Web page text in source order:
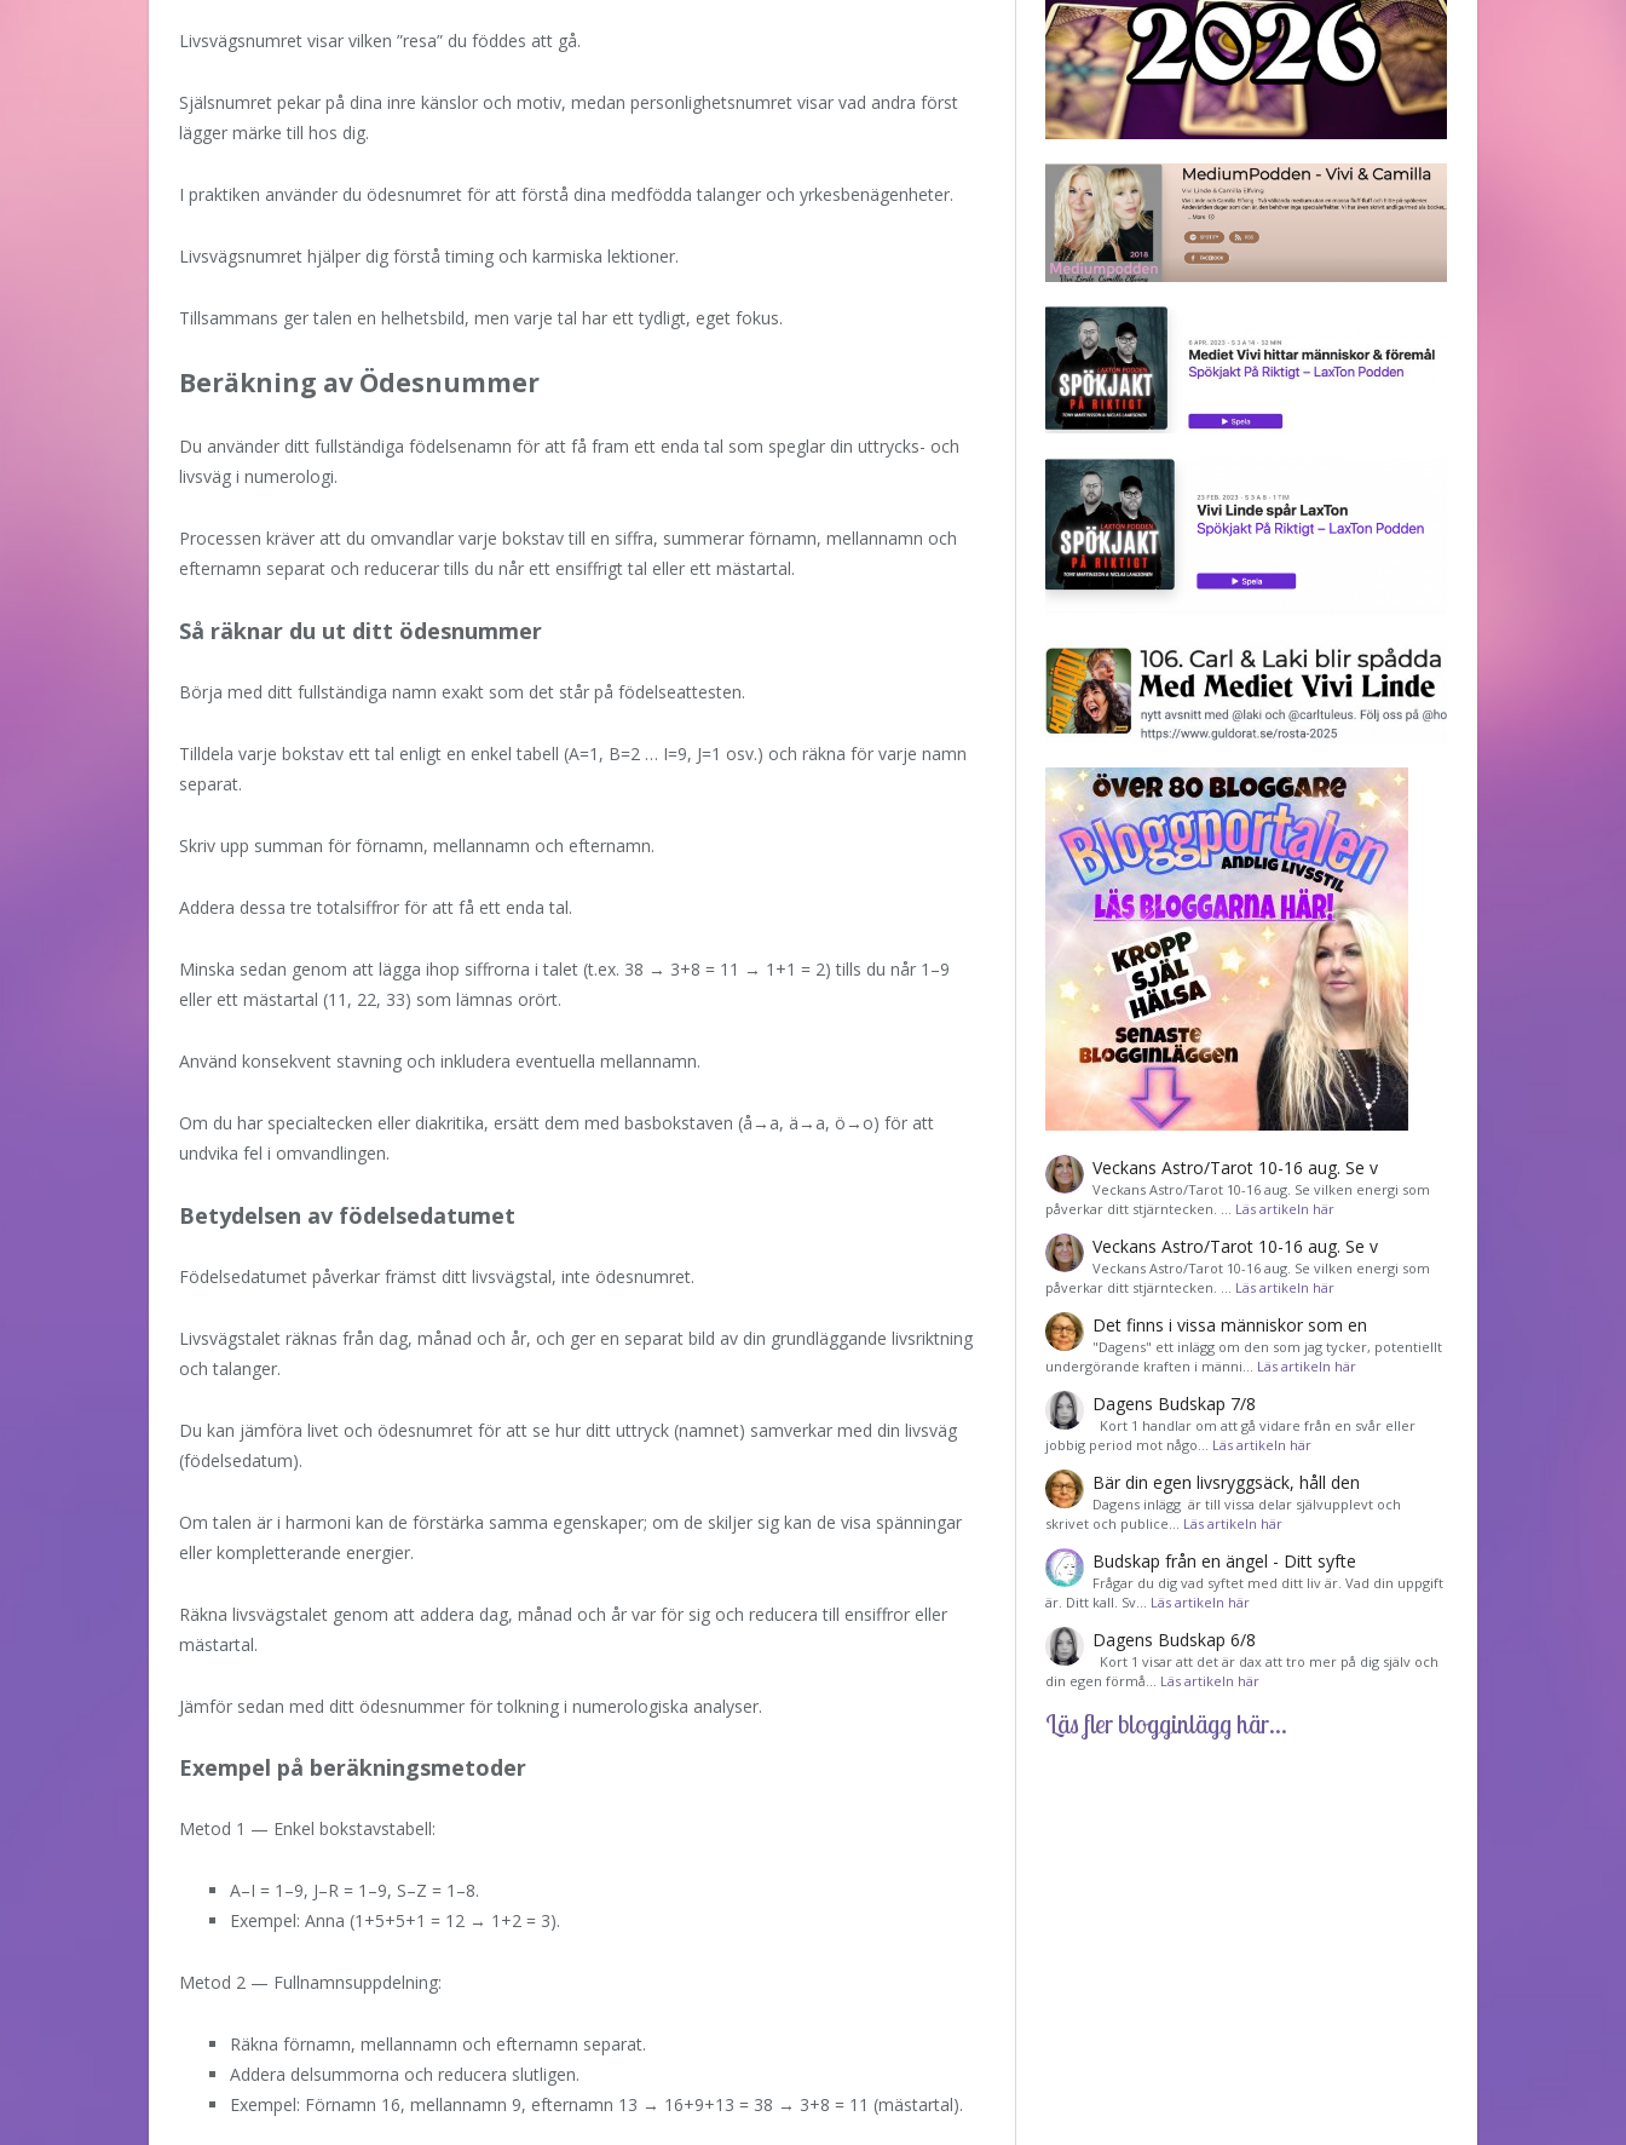
Livsvägsnumret visar vilken ”resa” du föddes att gå.
Själsnumret pekar på dina inre känslor och motiv, medan personlighetsnumret visar vad andra först
lägger märke till hos dig.
I praktiken använder du ödesnumret för att förstå dina medfödda talanger och yrkesbenägenheter.
Livsvägsnumret hjälper dig förstå timing och karmiska lektioner.
Tillsammans ger talen en helhetsbild, men varje tal har ett tydligt, eget fokus.
Beräkning av Ödesnummer
Du använder ditt fullständiga födelsenamn för att få fram ett enda tal som speglar din uttrycks- och
livsväg i numerologi.
Processen kräver att du omvandlar varje bokstav till en siffra, summerar förnamn, mellannamn och
efternamn separat och reducerar tills du når ett ensiffrigt tal eller ett mästartal.
Så räknar du ut ditt ödesnummer
Börja med ditt fullständiga namn exakt som det står på födelseattesten.
Tilldela varje bokstav ett tal enligt en enkel tabell (A=1, B=2 … I=9, J=1 osv.) och räkna för varje namn
separat.
Skriv upp summan för förnamn, mellannamn och efternamn.
Addera dessa tre totalsiffror för att få ett enda tal.
Minska sedan genom att lägga ihop siffrorna i talet (t.ex. 38 → 3+8 = 11 → 1+1 = 2) tills du når 1–9
eller ett mästartal (11, 22, 33) som lämnas orört.
Använd konsekvent stavning och inkludera eventuella mellannamn.
Om du har specialtecken eller diakritika, ersätt dem med basbokstaven (å→a, ä→a, ö→o) för att
undvika fel i omvandlingen.
Betydelsen av födelsedatumet
Födelsedatumet påverkar främst ditt livsvägstal, inte ödesnumret.
Livsvägstalet räknas från dag, månad och år, och ger en separat bild av din grundläggande livsriktning
och talanger.
Du kan jämföra livet och ödesnumret för att se hur ditt uttryck (namnet) samverkar med din livsväg
(födelsedatum).
Om talen är i harmoni kan de förstärka samma egenskaper; om de skiljer sig kan de visa spänningar
eller kompletterande energier.
Räkna livsvägstalet genom att addera dag, månad och år var för sig och reducera till ensiffror eller
mästartal.
Jämför sedan med ditt ödesnummer för tolkning i numerologiska analyser.
Exempel på beräkningsmetoder
Metod 1 — Enkel bokstavstabell:
A–I = 1–9, J–R = 1–9, S–Z = 1–8.
Exempel: Anna (1+5+5+1 = 12 → 1+2 = 3).
Metod 2 — Fullnamnsuppdelning:
Räkna förnamn, mellannamn och efternamn separat.
Addera delsummorna och reducera slutligen.
Exempel: Förnamn 16, mellannamn 9, efternamn 13 → 16+9+13 = 38 → 3+8 = 11 (mästartal).
Veckans Astro/Tarot 10-16 aug. Se v
Veckans Astro/Tarot 10-16 aug. Se vilken energi som
påverkar ditt stjärntecken. … Läs artikeln här
Veckans Astro/Tarot 10-16 aug. Se v
Veckans Astro/Tarot 10-16 aug. Se vilken energi som
påverkar ditt stjärntecken. … Läs artikeln här
Det finns i vissa människor som en
"Dagens" ett inlägg om den som jag tycker, potentiellt
undergörande kraften i männi… Läs artikeln här
Dagens Budskap 7/8
Kort 1 handlar om att gå vidare från en svår eller
jobbig period mot någo… Läs artikeln här
Bär din egen livsryggsäck, håll den
Dagens inlägg är till vissa delar självupplevt och
skrivet och publice… Läs artikeln här
Budskap från en ängel - Ditt syfte
Frågar du dig vad syftet med ditt liv är. Vad din uppgift
är. Ditt kall. Sv… Läs artikeln här
Dagens Budskap 6/8
Kort 1 visar att det är dax att tro mer på dig själv och
din egen förmå… Läs artikeln här
Läs fler blogginlägg här...